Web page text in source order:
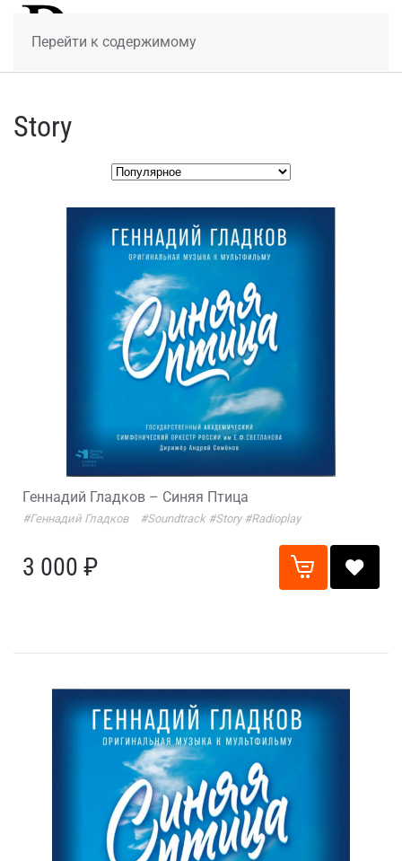
Перейти к содержимому
Story
Геннадий Гладков – Синяя Птица
#Геннадий Гладков #Soundtrack #Story #Radioplay
3 000 ₽